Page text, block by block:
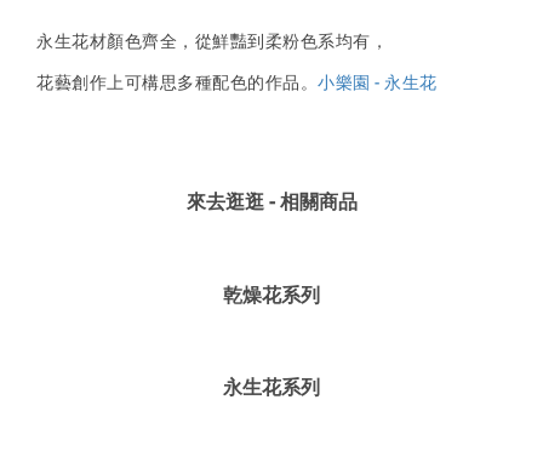
永生花材顏色齊全， 從鮮豔到柔粉色系均有，
花藝創作上可構思多種配色的作品。 小樂園 - 永生花
來去逛逛 - 相關商品
乾燥花系列
永生花系列